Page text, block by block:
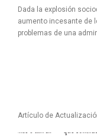
Dada la explosión
aumento incesante de
problemas de una
Artículo de